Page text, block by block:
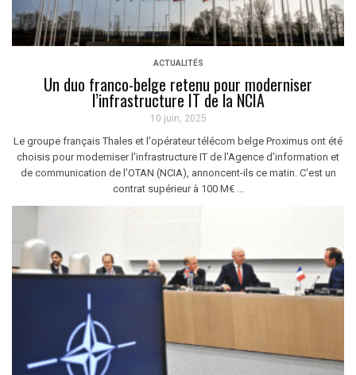
ACTUALITÉS
Un duo franco-belge retenu pour moderniser
l’infrastructure IT de la NCIA
10 juin, 2025
Le groupe français Thales et l'opérateur télécom belge Proximus ont été
choisis pour moderniser l'infrastructure IT de l'Agence d'information et
de communication de l'OTAN (NCIA), annoncent-ils ce matin. C'est un
contrat supérieur à 100 M€ ...